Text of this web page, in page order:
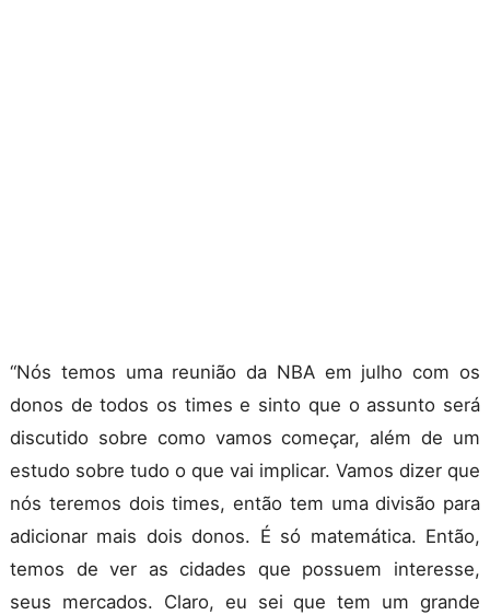
“Nós temos uma reunião da NBA em julho com os
donos de todos os times e sinto que o assunto será
discutido sobre como vamos começar, além de um
estudo sobre tudo o que vai implicar. Vamos dizer que
nós teremos dois times, então tem uma divisão para
adicionar mais dois donos. É só matemática. Então,
temos de ver as cidades que possuem interesse,
seus mercados. Claro, eu sei que tem um grande